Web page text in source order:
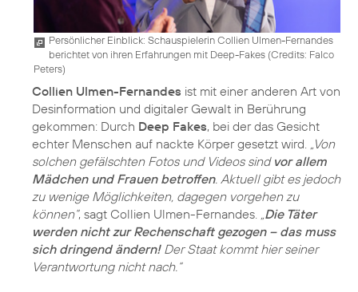
Persönlicher Einblick: Schauspielerin Collien Ulmen-Fernandes
berichtet von ihren Erfahrungen mit Deep-Fakes (Credits: Falco
Peters)
Collien Ulmen-Fernandes ist mit einer anderen Art von
Desinformation und digitaler Gewalt in Berührung
gekommen: Durch Deep Fakes, bei der das Gesicht
echter Menschen auf nackte Körper gesetzt wird.
„Von
solchen gefälschten Fotos und Videos sind vor allem
Mädchen und Frauen betroffen. Aktuell gibt es jedoch
zu wenige Möglichkeiten, dagegen vorgehen zu
können“, sagt Collien Ulmen-Fernandes.
Die Täter
werden nicht zur Rechenschaft gezogen – das muss
sich dringend ändern!Der Staat kommt hier seiner
Verantwortung nicht nach.“